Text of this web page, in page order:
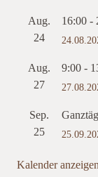
Aug.
24
16:00-
Aug.
27
9:00-
Sep.
25
Kalender